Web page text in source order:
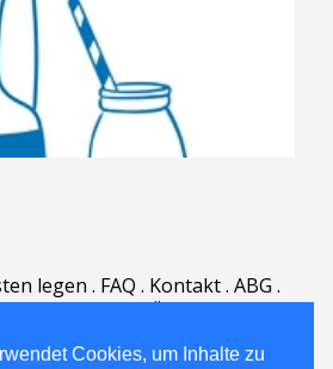
Cookies, um Inhalte zu
legen . FAQ . Kontakt. ABG .
Español | Polski | Português